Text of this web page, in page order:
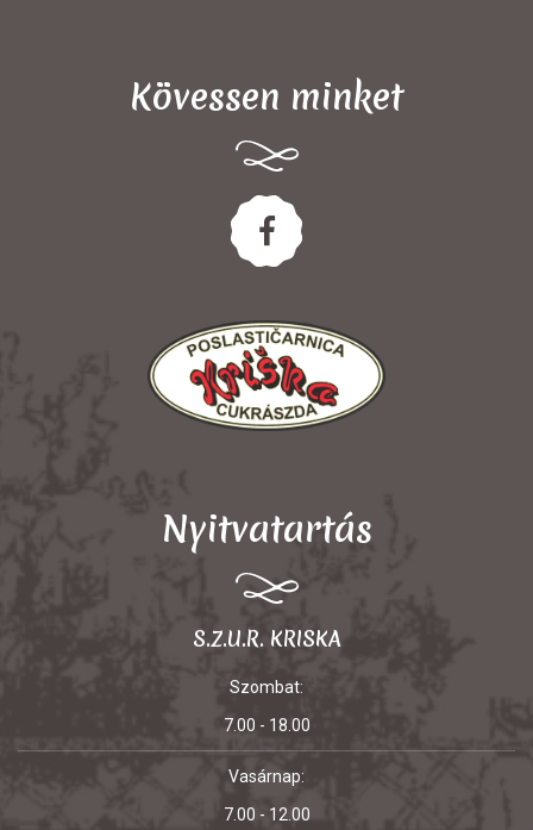
Kövessen minket
Nyitvatartás
S.Z.U.R. KRISKA
Szombat:
7.00 - 18.00
Vasárnap:
7.00 - 12.00